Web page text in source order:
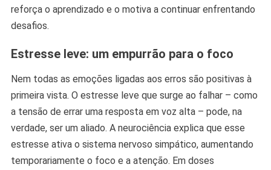
reforça o aprendizado e o motiva a continuar enfrentando
desafios.
Estresse leve: um empurrão para o foco
Nem todas as emoções ligadas aos erros são positivas à
primeira vista. O estresse leve que surge ao falhar – como
a tensão de errar uma resposta em voz alta – pode, na
verdade, ser um aliado. A neurociência explica que esse
estresse ativa o sistema nervoso simpático, aumentando
temporariamente o foco e a atenção. Em doses